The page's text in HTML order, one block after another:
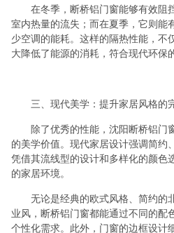
在冬季，断桥铝门窗能够有效阻
室内热量的流失；而在夏季，它则能
少空调的能耗。这样的隔热性能，不
大降低了能源的消耗，符合现代环保
三、现代美学：提升家居风格的
除了优秀的性能，沈阳断桥铝门
的美学价值。现代家居设计强调简约
凭借其流线型的设计和多样化的颜色
的家居环境。
无论是经典的欧式风格、简约的
业风，断桥铝门窗都能通过不同的配
个性化需求。此外，门窗的边框设计